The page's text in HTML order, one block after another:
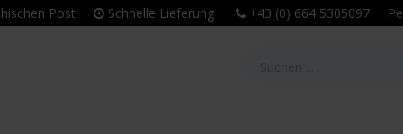
Post Schnelle Lieferung +43 (0) 664 5305097